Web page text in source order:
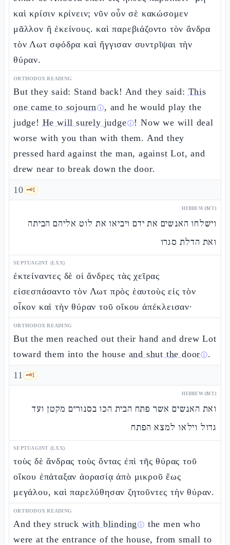
καὶ κρίσιν κρίνειν; νῦν οὖν σὲ κακώσομεν
μᾶλλον ἢ ἐκείνους. καὶ παρεβιάζοντο τὸν ἄνδρα
τὸν Λωτ σφόδρα καὶ ἤγγισαν συντρῖψαι τὴν
θύραν.
ORTHODOX READING
But they said: Stand back! And they said: This
one came to sojournⓘ, and he would play the
judge! He will surely judgeⓘ! Now we will deal
worse with you than with them. And they
pressed hard against the man, against Lot, and
drew near to break down the door.
10 🗝️1
HEBREW (MT)
וישלחו האנשים את ידם ויביאו את לוט אליהם הביתה
ואת הדלת סגרו
SEPTUAGINT (LXX)
ἐκτείναντες δὲ οἱ ἄνδρες τὰς χεῖρας
εἰσεσπάσαντο τὸν Λωτ πρὸς ἑαυτοὺς εἰς τὸν
οἶκον καὶ τὴν θύραν τοῦ οἴκου ἀπέκλεισαν·
ORTHODOX READING
But the men reached out their hand and drew Lot
toward them into the house and shut the doorⓘ.
11 🗝️1
HEBREW (MT)
ואת האנשים אשר פתח הבית הכו בסנורים מקטן ועד
גדול וילאו למצא הפתח
SEPTUAGINT (LXX)
τοὺς δὲ ἄνδρας τοὺς ὄντας ἐπὶ τῆς θύρας τοῦ
οἴκου ἐπάταξαν ἀορασίᾳ ἀπὸ μικροῦ ἕως
μεγάλου, καὶ παρελύθησαν ζητοῦντες τὴν θύραν.
ORTHODOX READING
And they struck with blinding ⓘ the men who
were at the entrance of the house, from small to